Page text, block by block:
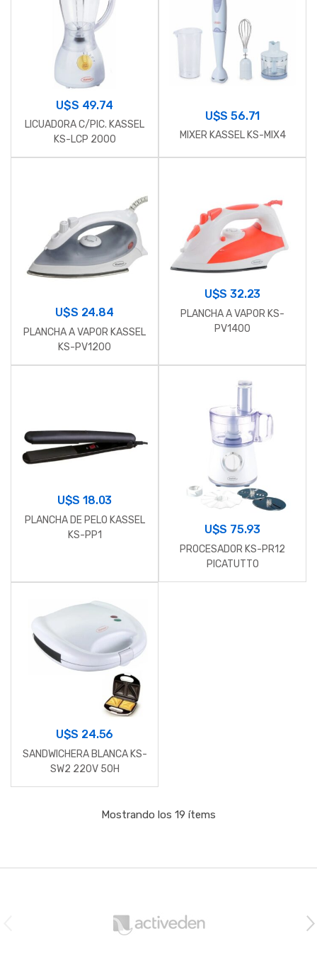
U$S 49.74
LICUADORA C/PIC. KASSEL
KS-LCP 2000
U$S56.71
MIXER KASSEL KS-MIX4
U$S 24.84
PLANCHA A VAPOR KASSEL
KS-PV1200
U$S32.23
PLANCHA A VAPOR KS-
PV1400
U$S18.03
PLANCHA DE PELO KASSEL
KS-PP1
U$S 75.93
PROCESADOR KS-PR12
PICATUTTO
U$S 24.56
SANDWICHERA BLANCA KS-
SW2 220V 50H
Mostrando los 19 ítems